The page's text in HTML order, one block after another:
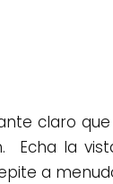
claro
la
a